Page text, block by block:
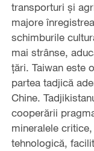
transporturi și
majore
schimburile
mai strânse,
țări. Taiwan este
partea tadjică
Chine.
cooperării
mineralele
tehnologică,